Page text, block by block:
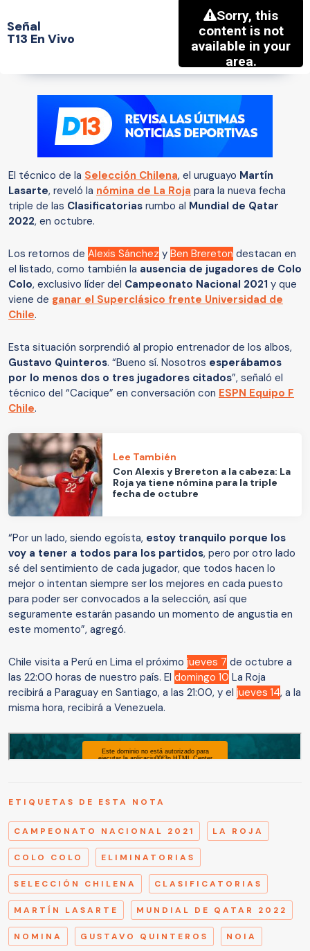
Señal
T13 En Vivo
El técnico de la Selección Chilena, el uruguayo Martín
Lasarte, reveló la nómina de La Roja para la nueva fecha
triple de las Clasificatorias rumbo al Mundial de Qatar
2022, en octubre.
Los retornos de Alexis Sánchez y Ben Brereton destacan en
el listado, como también la ausencia de jugadores de Colo
Colo, exclusivo líder del Campeonato Nacional 2021 y que
viene de ganar el Superclásico frente Universidad de
Chile.
Esta situación sorprendió al propio entrenador de los albos,
Gustavo Quinteros. “Bueno sí. Nosotros esperábamos
por lo menos dos o tres jugadores citados”, señaló el
técnico del “Cacique” en conversación con ESPN Equipo F
Chile.
Lee También
Con Alexis y Brereton a la cabeza: La
Roja ya tiene nómina para la triple
fecha de octubre
“Por un lado, siendo egoísta, estoy tranquilo porque los
voy a tener a todos para los partidos, pero por otro lado
sé del sentimiento de cada jugador, que todos hacen lo
mejor o intentan siempre ser los mejores en cada puesto
para poder ser convocados a la selección, así que
seguramente estarán pasando un momento de angustia en
este momento”, agregó.
Chile visita a Perú en Lima el próximo jueves 7 de octubre a
las 22:00 horas de nuestro país. El domingo 10 La Roja
recibirá a Paraguay en Santiago, a las 21:00, y el jueves 14, a la
misma hora, recibirá a Venezuela.
ETIQUETAS DE ESTA NOTA
CAMPEONATO NACIONAL 2021 LA ROJA
COLO COLO ELIMINATORIAS
SELECCIÓN CHILENA CLASIFICATORIAS
MARTÍN LASARTE MUNDIAL DE QATAR 2022
NOMINA GUSTAVO QUINTEROS NOIA